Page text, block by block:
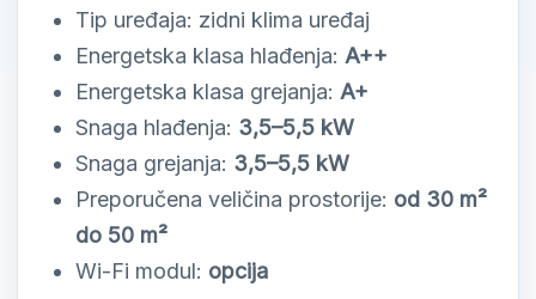
Tip uređaja: zidni klima uređaj
Energetska klasa hlađenja: A++
Energetska klasa grejanja: A+
Snaga hlađenja: 3,5–5,5 kW
Snaga grejanja: 3,5–5,5 kW
Preporučena veličina prostorije: od 30 m²
do 50 m²
Wi-Fi modul: opcija